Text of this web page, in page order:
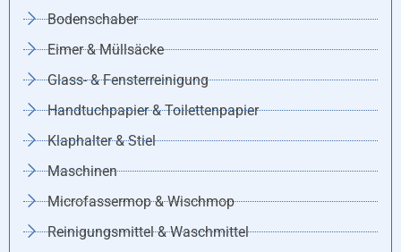
Bodenschaber
Eimer & Müllsäcke
Glass- & Fensterreinigung
Handtuchpapier & Toilettenpapier
Klaphalter & Stiel
Maschinen
Microfassermop & Wischmop
Reinigungsmittel & Waschmittel